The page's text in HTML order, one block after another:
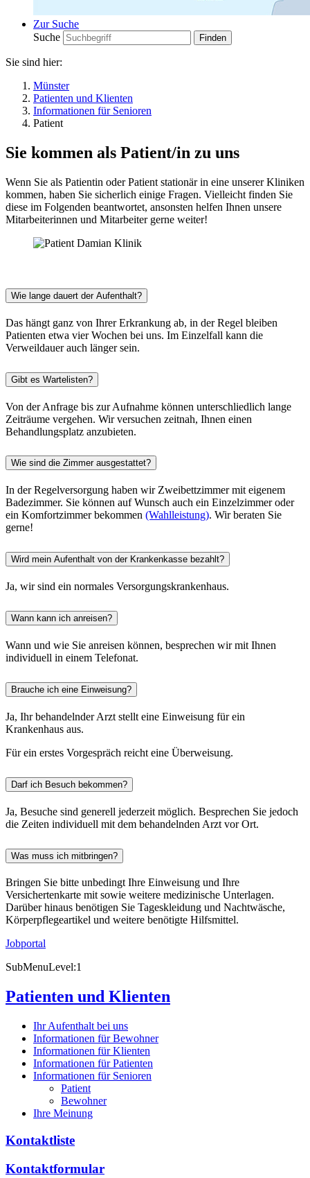
Zur Suche
Suche
Sie sind hier:
Münster
Patienten und Klienten
Informationen für Senioren
Patient
Sie kommen als Patient/in zu uns
Wenn Sie als Patientin oder Patient stationär in eine unserer Kliniken
kommen, haben Sie sicherlich einige Fragen. Vielleicht finden Sie
diese im Folgenden beantwortet, ansonsten helfen Ihnen unsere
Mitarbeiterinnen und Mitarbeiter gerne weiter!
Wie lange dauert der Aufenthalt?
Das hängt ganz von Ihrer Erkrankung ab, in der Regel bleiben
Patienten etwa vier Wochen bei uns. Im Einzelfall kann die
Verweildauer auch länger sein.
Gibt es Wartelisten?
Von der Anfrage bis zur Aufnahme können unterschliedlich lange
Zeiträume vergehen. Wir versuchen zeitnah, Ihnen einen
Behandlungsplatz anzubieten.
Wie sind die Zimmer ausgestattet?
In der Regelversorgung haben wir Zweibettzimmer mit eigenem
Badezimmer. Sie können auf Wunsch auch ein Einzelzimmer oder
ein Komfortzimmer bekommen (Wahlleistung). Wir beraten Sie
gerne!
Wird mein Aufenthalt von der Krankenkasse bezahlt?
Ja, wir sind ein normales Versorgungskrankenhaus.
Wann kann ich anreisen?
Wann und wie Sie anreisen können, besprechen wir mit Ihnen
individuell in einem Telefonat.
Brauche ich eine Einweisung?
Ja, Ihr behandelnder Arzt stellt eine Einweisung für ein
Krankenhaus aus.
Für ein erstes Vorgespräch reicht eine Überweisung.
Darf ich Besuch bekommen?
Ja, Besuche sind generell jederzeit möglich. Besprechen Sie jedoch
die Zeiten individuell mit dem behandelnden Arzt vor Ort.
Was muss ich mitbringen?
Bringen Sie bitte unbedingt Ihre Einweisung und Ihre
Versichertenkarte mit sowie weitere medizinische Unterlagen.
Darüber hinaus benötigen Sie Tageskleidung und Nachtwäsche,
Körperpflegeartikel und weitere benötigte Hilfsmittel.
Jobportal
SubMenuLevel:1
Patienten und Klienten
Ihr Aufenthalt bei uns
Informationen für Bewohner
Informationen für Klienten
Informationen für Patienten
Informationen für Senioren
Patient
Bewohner
Ihre Meinung
Kontaktliste
Kontaktformular